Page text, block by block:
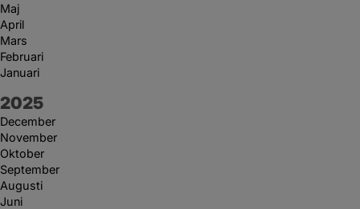
Maj
April
Mars
Februari
Januari
År:
2025
December
November
Oktober
September
Augusti
Juni